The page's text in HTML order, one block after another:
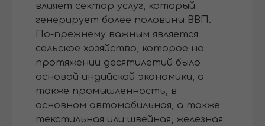
влияет сектор услуг, который
генерирует более половины ВВП.
По-прежнему важным является
сельское хозяйство, которое на
протяжении десятилетий было
основой индийской экономики, а
также промышленность, в
основном автомобильная, а также
текстильная или швейная, железная